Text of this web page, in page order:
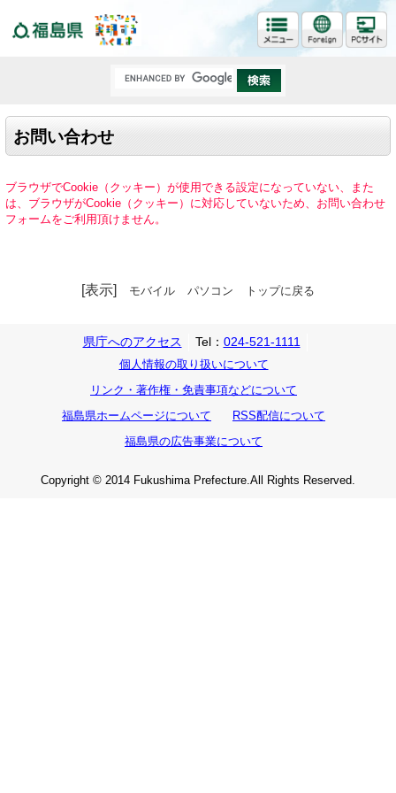
お問い合わせ
ブラウザでCookie（クッキー）が使用できる設定になっていない、また
は、ブラウザがCookie（クッキー）に対応していないため、お問い合わせ
フォームをご利用頂けません。
[表示] モバイル パソコン トップに戻る
県庁へのアクセス Tel： 024-521-1111
個人情報の取り扱いについて
リンク・著作権・免責事項などについて
福島県ホームページについて
RSS配信について
福島県の広告事業について
Copyright © 2014 Fukushima Prefecture.All Rights Reserved.